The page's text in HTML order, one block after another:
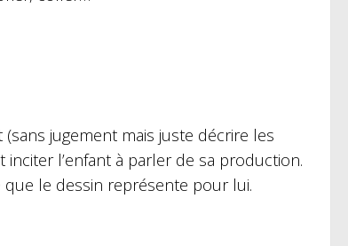
jugement mais juste décrire les
l’enfant à parler de sa production.
que le dessin représente pour lui.